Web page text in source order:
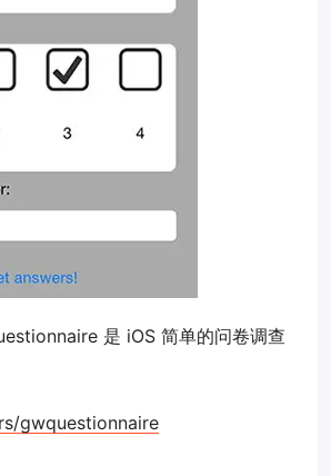
是 iOS 简单的问卷调查
gwquestionnaire